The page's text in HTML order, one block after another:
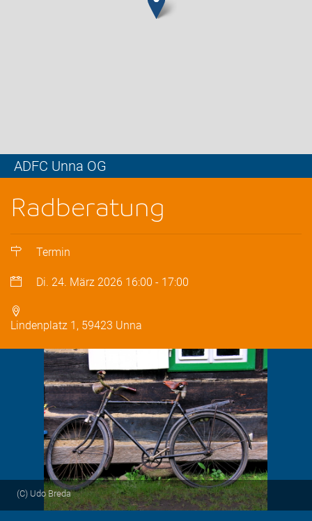
ADFC Unna OG
Radberatung
Termin
Di. 24. März 2026 16:00 - 17:00
Lindenplatz 1, 59423 Unna
(C) Udo Breda